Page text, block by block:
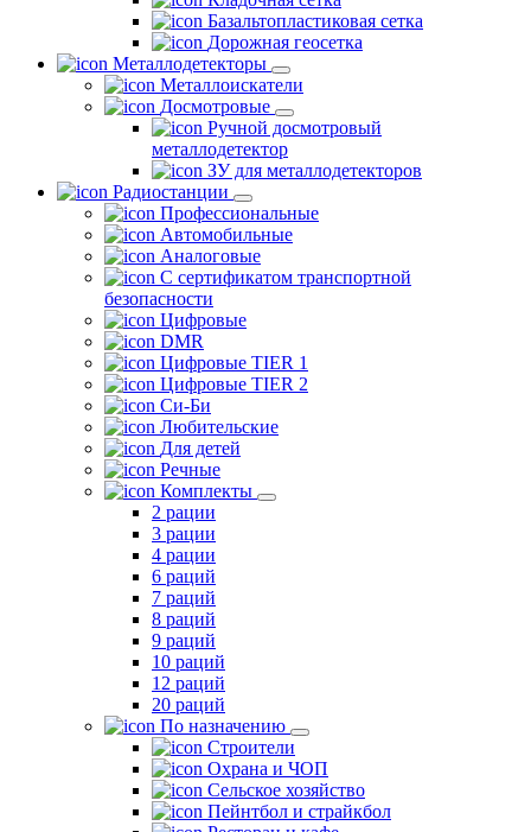
Базальтопластиковая сетка
Дорожная геосетка
Металлодетекторы
Металлоискатели
Досмотровые
Ручной досмотровый
металлодетектор
ЗУ для металлодетекторов
Радиостанции
Профессиональные
Автомобильные
Аналоговые
С сертификатом транспортной
безопасности
Цифровые
DMR
Цифровые TIER 1
Цифровые TIER 2
Си-Би
Любительские
Для детей
Речные
Комплекты
2 рации
3 рации
4 рации
6 раций
7 раций
8 раций
9 раций
10 раций
12 раций
20 раций
По назначению
Строители
Охрана и ЧОП
Сельское хозяйство
Пейнтбол и страйкбол